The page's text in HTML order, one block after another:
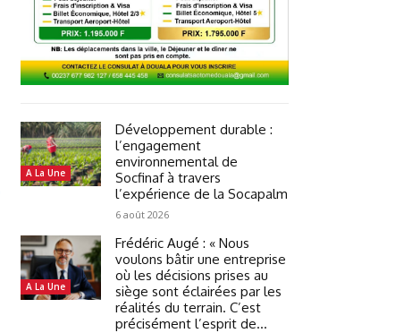
A La Une
Développement durable :
l’engagement
environnemental de
Socfinaf à travers
l’expérience de la Socapalm
6 août 2026
A La Une
Frédéric Augé : « Nous
voulons bâtir une entreprise
où les décisions prises au
siège sont éclairées par les
réalités du terrain. C’est
précisément l’esprit de...